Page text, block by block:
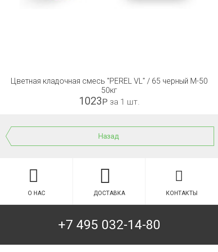
Цветная кладочная смесь "PEREL VL" / 65 черный М-50
50кг
1023Р за 1 шт.
Назад
О НАС ДОСТАВКА КОНТАКТЫ
+7 495 032-14-80